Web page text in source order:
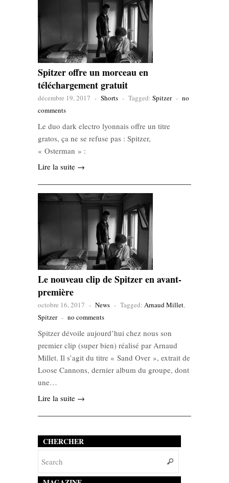
Spitzer offre un morceau en
téléchargement gratuit
décembre 19, 2017 - Shorts - Tagged: Spitzer - no
comments
Le duo dark electro lyonnais offre un titre
gratos, ça ne se refuse pas : Spitzer,
« Osterman » :
Lire la suite →
Le nouveau clip de Spitzer en avant-
première
octobre 16, 2017 - News - Tagged: Arnaud Millet,
Spitzer - no comments
Spitzer dévoile aujourd’hui chez nous son
premier clip (super bien) réalisé par Arnaud
Millet. Il s’agit du titre « Sand Over », extrait de
Loose Cannons, dernier album du groupe, dont
une…
Lire la suite →
CHERCHER